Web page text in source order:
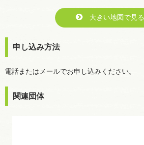
大きい地図で見る
申し込み方法
電話またはメールでお申し込みください。
関連団体